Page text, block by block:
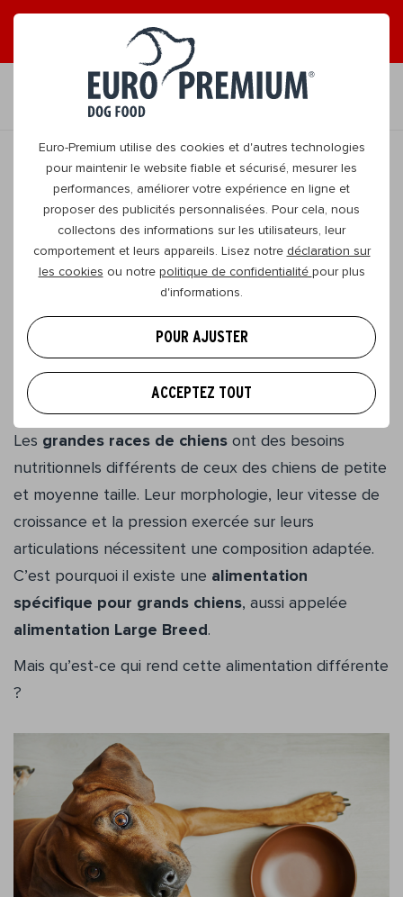
Euro-Premium utilise des cookies et d'autres technologies
pour maintenir le website fiable et sécurisé, mesurer les
performances, améliorer votre expérience en ligne et
proposer des publicités personnalisées. Pour cela, nous
collectons des informations sur les utilisateurs, leur
comportement et leurs appareils. Lisez notre déclaration sur
les cookies ou notre politique de confidentialité pour plus
d'informations.
POUR AJUSTER
ACCEPTEZ TOUT
LISEZ NOS MAGAZINES EN LIGNE GRATUITS !
FR
RETOURNER
Alimentation pour grands chiens :
quelle différence avec une
alimentation pour chien classique ?
Un grand chien a souvent un grand appétit. Mais
cela veut-il dire qu’il lui faut simplement
plus de la
même alimentation pour chien? Pas tout à fait.
Les grandes races de chiens ont des besoins
nutritionnels différents de ceux des chiens de petite
et moyenne taille. Leur morphologie, leur vitesse de
croissance et la pression exercée sur leurs
articulations nécessitent une composition adaptée.
C’est pourquoi il existe une alimentation
spécifique pour grands chiens, aussi appelée
alimentation Large Breed.
Mais qu’est-ce qui rend cette alimentation différente
?